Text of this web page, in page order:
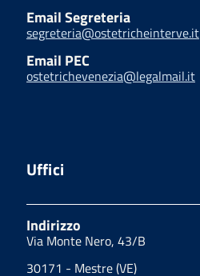
Email Segreteria
segreteria@ostetricheinterve.it
Email PEC
ostetrichevenezia@legalmail.it
Uffici
Indirizzo
Via Monte Nero, 43/B
30171 - Mestre (VE)